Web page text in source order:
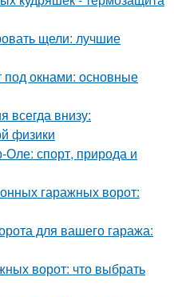
щели: лучшие
под окнами: основные
всегда внизу:
физики
спорт, природа и
гаражных ворот:
для вашего гаража:
ворот: что выбрать